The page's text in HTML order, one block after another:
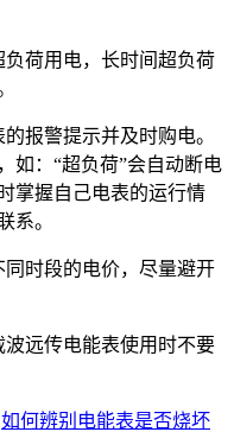
荷用电，长时间超负荷
报警提示并及时购电。
如：“超负荷”会自动断电
掌握自己电表的运行情
系。
时段的电价，尽量避开
远传电能表使用时不要
如何辨别电能表是否烧坏